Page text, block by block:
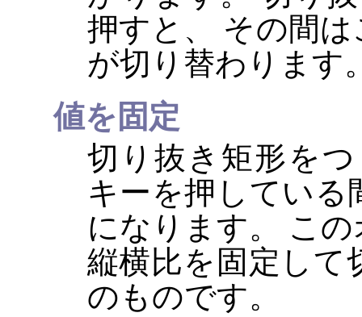
押すと、 その間
が切り替わります
値を固定
切り抜き矩形を
キーを押してい
になります。 こ
縦横比を固定し
のものです。